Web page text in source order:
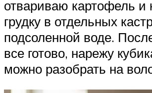
отвариваю картофель и
грудку в отдельных
подсоленной воде.
все готово, нарежу
можно разобрать на